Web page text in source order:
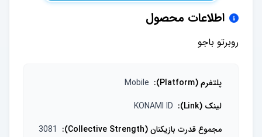
اطلاعات محصول
روبرتو باجو
پلتفرم (Platform) :
Mobile
لینک (Link)
:
KONAMI ID
مجموع قدرت بازیکنان (Collective Strength)
:
3081